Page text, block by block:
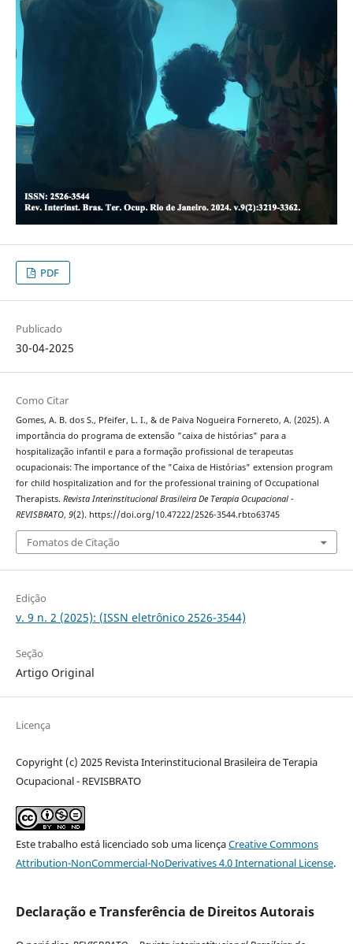
PDF
Publicado
30-04-2025
Como Citar
Gomes, A. B. dos S., Pfeifer, L. I., & de Paiva Nogueira Fornereto, A. (2025). A
importância do programa de extensão "caixa de histórias" para a
hospitalização infantil e para a formação profissional de terapeutas
ocupacionais: The importance of the "Caixa de Histórias" extension program
for child hospitalization and for the professional training of Occupational
Therapists. Revista Interinstitucional Brasileira De Terapia Ocupacional -
REVISBRATO, 9(2). https://doi.org/10.47222/2526-3544.rbto63745
Fomatos de Citação
Edição
v. 9 n. 2 (2025): (ISSN eletrônico 2526-3544)
Seção
Artigo Original
Licença
Copyright (c) 2025 Revista Interinstitucional Brasileira de Terapia
Ocupacional - REVISBRATO
Este trabalho está licenciado sob uma licençaCreative Commons
Attribution-NonCommercial-NoDerivatives 4.0 International License.
Declaração e Transferência de Direitos Autorais